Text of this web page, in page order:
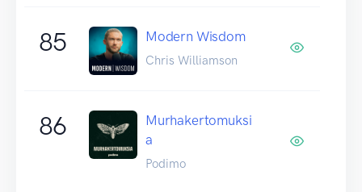
85 Modern Wisdom
Chris Williamson
86
Murhakertomuksi
a
Podimo